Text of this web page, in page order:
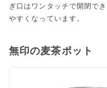
ぎ口はワンタッチで開閉で
やすくなっています。
無印の麦茶ポット